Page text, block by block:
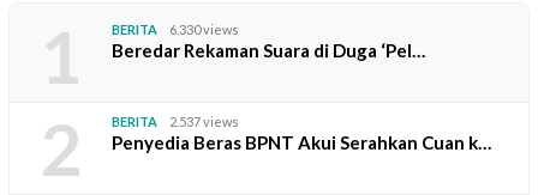
1 BERITA 6.330 views
Beredar Rekaman Suara di Duga ‘Pel…
2 BERITA 2.537 views
Penyedia Beras BPNT Akui Serahkan Cuan k…